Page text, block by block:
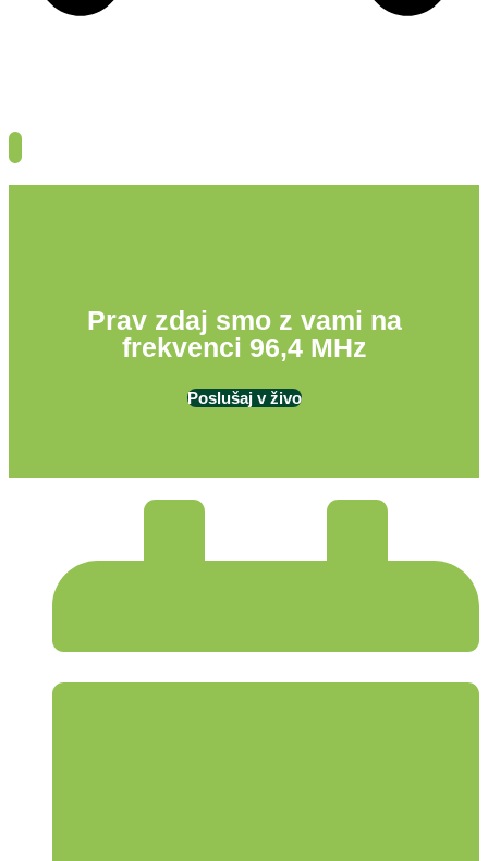
Prav zdaj smo z vami na
frekvenci 96,4 MHz
Poslušaj v živo